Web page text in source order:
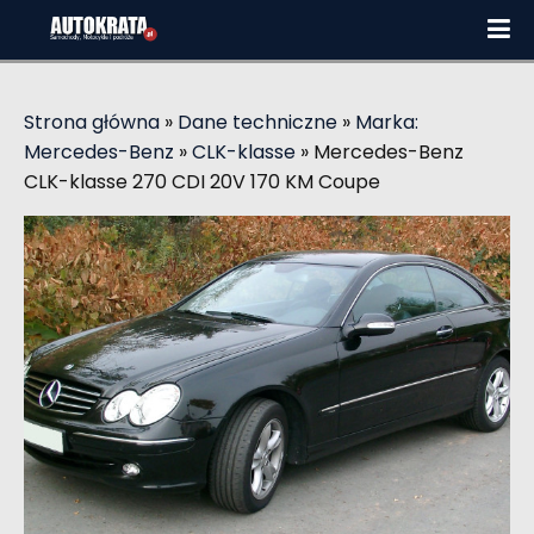
Strona główna » Dane techniczne » Marka:
Mercedes-Benz »CLK-klasse » Mercedes-Benz
CLK-klasse 270 CDI 20V 170 KM Coupe